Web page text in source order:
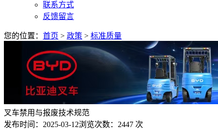
联系方式
反馈留言
您的位置： 首页 > 政策 > 标准质量
叉车禁用与报废技术规范
发布时间： 2025-03-12浏览次数： 2447 次